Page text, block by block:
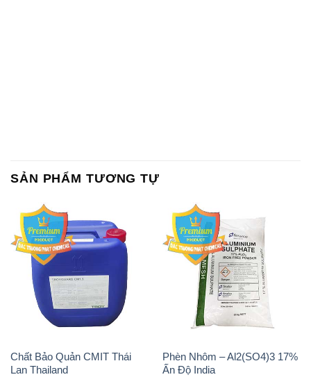
SẢN PHẨM TƯƠNG TỰ
Chất Bảo Quản CMIT Thái
Lan Thailand
Phèn Nhôm – Al2(SO4)3 17%
Ấn Độ India